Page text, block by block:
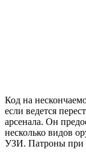
Код на
если ведется
арсенала. Он
несколько видов
УЗИ. Патроны при